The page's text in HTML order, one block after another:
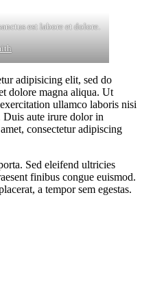
est labore et dolore.
adipisicing elit, sed do
dolore magna aliqua. Ut
ullamco laboris nisi
Duis aute irure dolor in
consectetur adipiscing
Sed eleifend ultricies
finibus congue euismod.
a tempor sem egestas.